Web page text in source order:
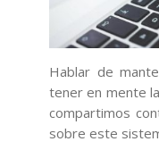
Hablar de
tener en mente
compartimos
sobre este